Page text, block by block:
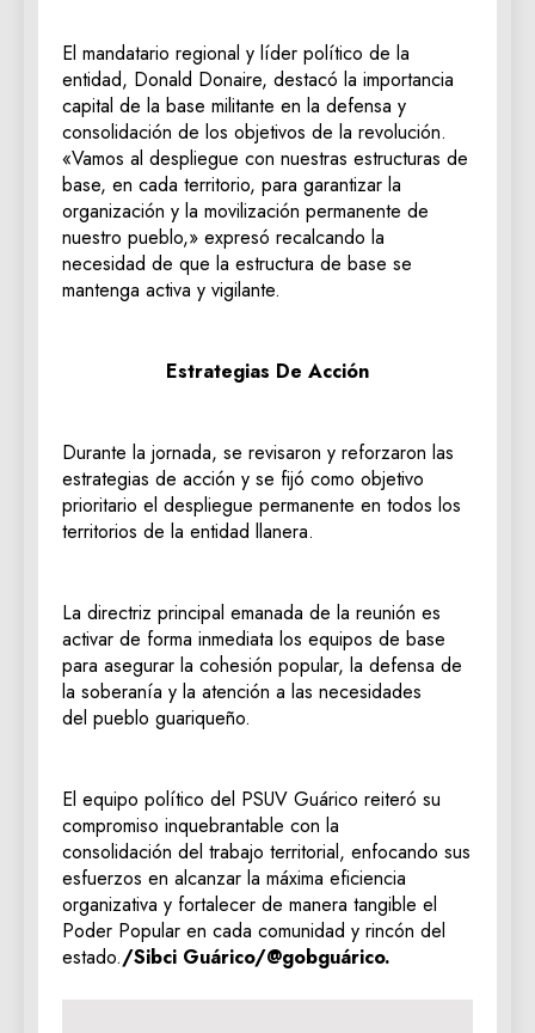
El mandatario regional y líder político de la
entidad, Donald Donaire, destacó la importancia
capital de la base militante en la defensa y
consolidación de los objetivos de la revolución.
«Vamos al despliegue con nuestras estructuras de
base, en cada territorio, para garantizar la
organización y la movilización permanente de
nuestro pueblo,» expresó recalcando la
necesidad de que la estructura de base se
mantenga activa y vigilante.
Estrategias De Acción
Durante la jornada, se revisaron y reforzaron las
estrategias de acción y se fijó como objetivo
prioritario el despliegue permanente en todos los
territorios de la entidad llanera.
La directriz principal emanada de la reunión es
activar de forma inmediata los equipos de base
para asegurar la cohesión popular, la defensa de
la soberanía y la atención a las necesidades
del pueblo guariqueño.
El equipo político del PSUV Guárico reiteró su
compromiso inquebrantable con la
consolidación del trabajo territorial, enfocando sus
esfuerzos en alcanzar la máxima eficiencia
organizativa y fortalecer de manera tangible el
Poder Popular en cada comunidad y rincón del
estado./Sibci Guárico/@gobguárico.